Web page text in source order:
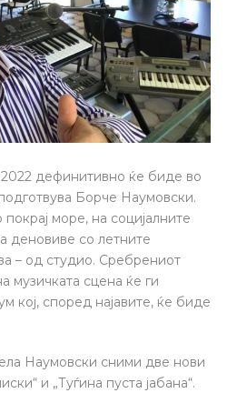
дефинитивно ќе биде во
Борче Наумовски.
море, на социјалните
деновиве со летните
– од студио. Сребрениот
музичката сцена ќе ги
кој, според најавите, ќе биде
Наумовски сними две нови
и „Туѓина пуста јабана“.